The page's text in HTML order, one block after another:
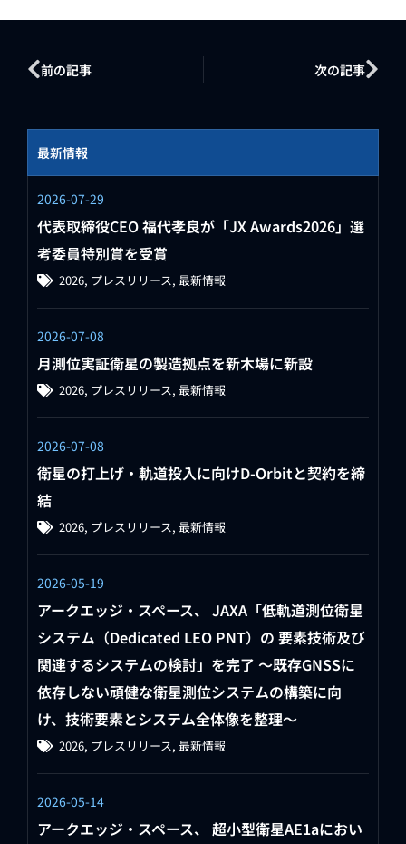
前の記事 次の記事
最新情報
2026-07-29
代表取締役CEO 福代孝良が「JX Awards2026」選
考委員特別賞を受賞
2026, プレスリリース, 最新情報
2026-07-08
月測位実証衛星の製造拠点を新木場に新設
2026, プレスリリース, 最新情報
2026-07-08
衛星の打上げ・軌道投入に向けD-Orbitと契約を締
結
2026, プレスリリース, 最新情報
2026-05-19
アークエッジ・スペース、 JAXA「低軌道測位衛星
システム（Dedicated LEO PNT）の 要素技術及び
関連するシステムの検討」を完了 ～既存GNSSに
依存しない頑健な衛星測位システムの構築に向
け、技術要素とシステム全体像を整理～
2026, プレスリリース, 最新情報
2026-05-14
アークエッジ・スペース、 超小型衛星AE1aにおい